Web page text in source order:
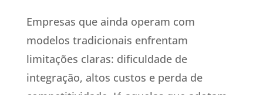
Empresas que ainda operam com
modelos tradicionais enfrentam
limitações claras: dificuldade de
integração, altos custos e perda de